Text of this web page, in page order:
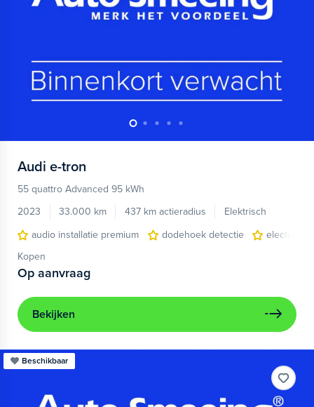
Audi e-tron
55 quattro Advanced 95 kWh
2023
33.000 km 437 km actieradius
Elektrisch
audio installatie premium
dodehoek detectie
electronic
Kopen
Op aanvraag
Bekijken
Beschikbaar